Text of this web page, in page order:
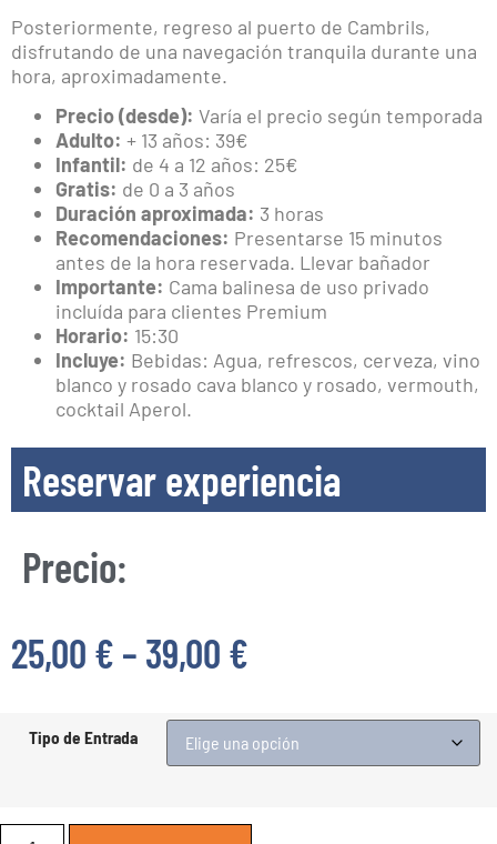
Posteriormente, regreso al puerto de Cambrils,
disfrutando de una navegación tranquila durante una
hora, aproximadamente.
Precio (desde): Varía el precio según temporada
Adulto: + 13 años: 39€
Infantil: de 4 a 12 años: 25€
Gratis: de 0 a 3 años
Duración aproximada: 3 horas
Recomendaciones: Presentarse 15 minutos
antes de la hora reservada. Llevar bañador
Importante: Cama balinesa de uso privado
incluída para clientes Premium
Horario: 15:30
Incluye: Bebidas: Agua, refrescos, cerveza, vino
blanco y rosado cava blanco y rosado, vermouth,
cocktail Aperol.
Reservar experiencia
Precio:
25,00 € – 39,00 €
Tipo de Entrada